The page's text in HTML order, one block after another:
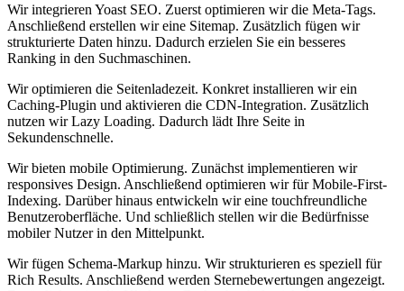
Wir integrieren Yoast SEO. Zuerst optimieren wir die Meta-Tags.
Anschließend erstellen wir eine Sitemap. Zusätzlich fügen wir
strukturierte Daten hinzu. Dadurch erzielen Sie ein besseres
Ranking in den Suchmaschinen.
Wir optimieren die Seitenladezeit. Konkret installieren wir ein
Caching-Plugin und aktivieren die CDN-Integration. Zusätzlich
nutzen wir Lazy Loading. Dadurch lädt Ihre Seite in
Sekundenschnelle.
Wir bieten mobile Optimierung. Zunächst implementieren wir
responsives Design. Anschließend optimieren wir für Mobile-First-
Indexing. Darüber hinaus entwickeln wir eine touchfreundliche
Benutzeroberfläche. Und schließlich stellen wir die Bedürfnisse
mobiler Nutzer in den Mittelpunkt.
Wir fügen Schema-Markup hinzu. Wir strukturieren es speziell für
Rich Results. Anschließend werden Sternebewertungen angezeigt.